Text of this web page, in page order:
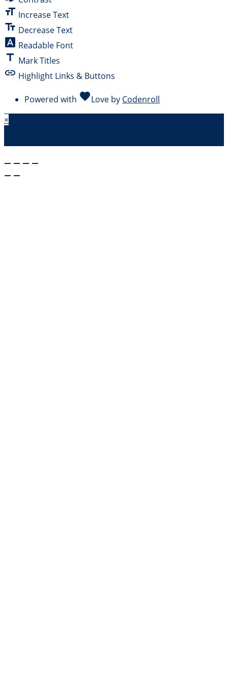
format_size Increase Text
text_fields Decrease Text
font_download Readable Font
title Mark Titles
link Highlight Links & Buttons
Powered with favoriteLove by Codenroll
×